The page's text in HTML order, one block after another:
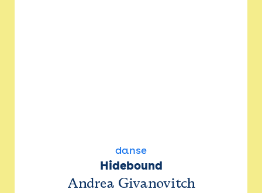
danse
Hidebound
Andrea Givanovitch